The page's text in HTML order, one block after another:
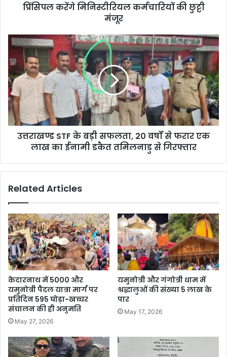
प्रिंसिपल करेंगे मिनिस्टीरियल कर्मचारियों की छुट्टी
मंजूर
उत्तराखण्ड STF के बड़ी सफलता, 20 वर्षों से फरार एक
लाख का ईनामी डकैत तमिलनाडु से गिरफ्तार
Related Articles
केदारनाथ में 5000 और
यमुनोत्री पैदल यात्रा मार्ग पर
प्रतिदिन 595 घोड़ा-खच्चर
संचालन की ही अनुमति
May 27, 2026
यमुनोत्री और गंगोत्री धाम में
श्रद्धालुओं की संख्या 5 लाख के
पार
May 17, 2026